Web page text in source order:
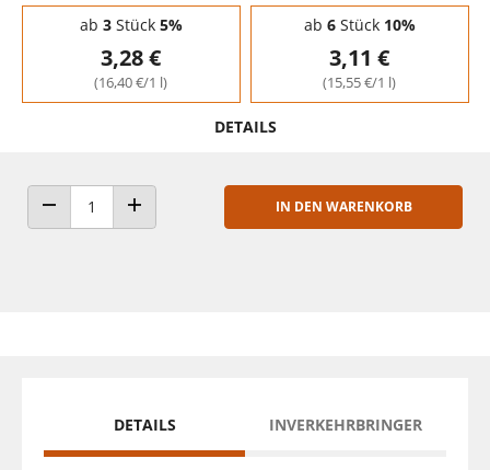
Staffelpreise - Mengenrabatt
ab 3Stück 5%
3,28 €
(16,40 €/1 l)
ab 6Stück 10%
3,11 €
(15,55 €/1 l)
DETAILS
ANZAHL VERRINGERNANZAHL ERHÖHEN
IN DEN WARENKORB
DETAILS INVERKEHRBRINGER